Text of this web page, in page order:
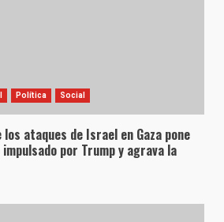
Política Social
ataques de Israel en Gaza pone
por Trump y agrava la